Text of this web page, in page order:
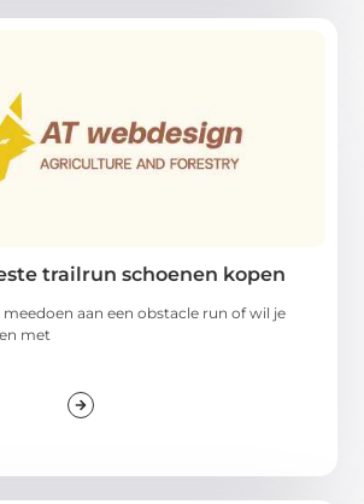
trailrun schoenen kopen
aan een obstacle run of wil je
met